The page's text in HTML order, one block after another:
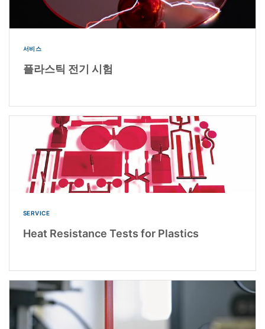
서비스
플라스틱 전기 시험
SERVICE
Heat Resistance Tests for Plastics